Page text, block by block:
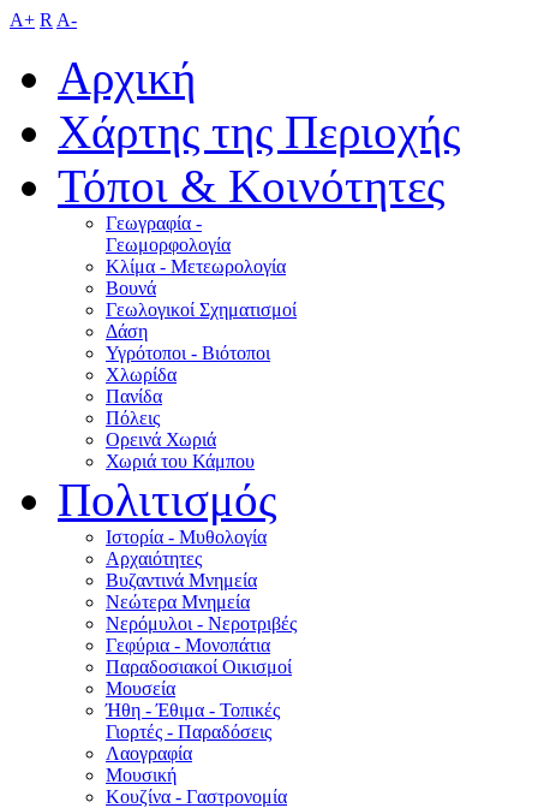
A+ R A-
Αρχική
Χάρτης της Περιοχής
Τόποι & Κοινότητες
Γεωγραφία -
Γεωμορφολογία
Κλίμα - Mετεωρολογία
Βουνά
Γεωλογικοί Σχηματισμοί
Δάση
Υγρότοποι - Βιότοποι
Χλωρίδα
Πανίδα
Πόλεις
Ορεινά Χωριά
Χωριά του Κάμπου
Πολιτισμός
Ιστορία - Μυθολογία
Αρχαιότητες
Βυζαντινά Μνημεία
Νεώτερα Μνημεία
Νερόμυλοι - Nεροτριβές
Γεφύρια - Μονοπάτια
Παραδοσιακοί Οικισμοί
Μουσεία
Ήθη - Έθιμα - Τοπικές
Γιορτές - Παραδόσεις
Λαογραφία
Μουσική
Κουζίνα - Γαστρονομία